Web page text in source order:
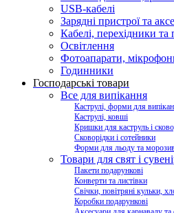
USB-кабелі
Зарядні пристрої та
Кабелі, перехідники та
Освітлення
Фотоапарати,
Годинники
Господарські товари
Все для випікання
Каструлі, форми для
Каструлі, ковші
Кришки для каструль і
Сковорідки і сотейники
Форми для льоду та
Товари для свят і
Пакети подарункові
Конверти та листівки
Свічки, повітряні кульки,
Коробки подарункові